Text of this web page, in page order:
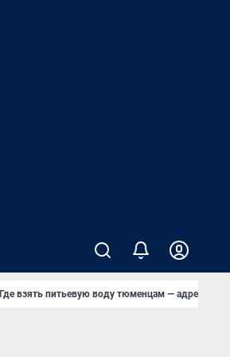
Где взять питьевую воду тюменцам — адреса